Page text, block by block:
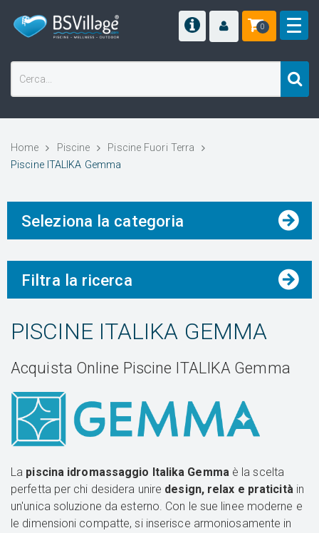
0
Home Piscine
Piscine Fuori Terra
Piscine ITALIKA Gemma
Seleziona la categoria
Filtra la ricerca
PISCINE ITALIKA GEMMA
Acquista Online Piscine ITALIKA Gemma
La piscina idromassaggio Italika Gemmaè la scelta
perfetta per chi desidera unire design, relax e praticitàin
un'unica soluzione da esterno. Con le sue linee moderne e
le dimensioni compatte, si inserisce armoniosamente in